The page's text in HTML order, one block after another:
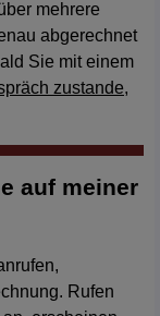
mehrere
abgerechnet
Sie mit einem
zustande,
auf meiner
Rufen